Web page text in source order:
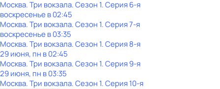
Москва. Три вокзала. Сезон 1. Серия 6-я
воскресенье в02:45
Москва. Три вокзала. Сезон 1. Серия 7-я
воскресенье в03:35
Москва. Три вокзала. Сезон 1. Серия 8-я
29 июня, пн в 02:45
Москва. Три вокзала. Сезон 1. Серия 9-я
29 июня, пн в 03:35
Москва. Три вокзала. Сезон 1. Серия 10-я